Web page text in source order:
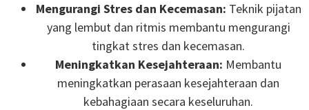
Mengurangi Stres dan Kecemasan: Teknik pijatan
yang lembut dan ritmis membantu mengurangi
tingkat stres dan kecemasan.
Meningkatkan Kesejahteraan: Membantu
meningkatkan perasaan kesejahteraan dan
kebahagiaan secara keseluruhan.